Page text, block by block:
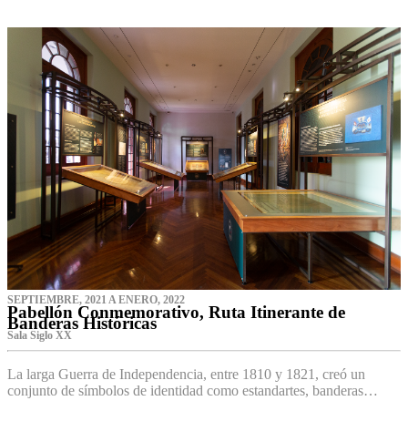
SEPTIEMBRE, 2021 A ENERO, 2022
Pabellón Conmemorativo, Ruta Itinerante de
Banderas Históricas
Sala Siglo XX
La larga Guerra de Independencia, entre 1810 y 1821, creó un
conjunto de símbolos de identidad como estandartes, banderas…